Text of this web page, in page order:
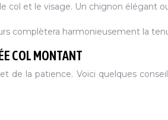
col et le visage. Un chignon élégant
complètera harmonieusement la
COL MONTANT
de la patience. Voici quelques